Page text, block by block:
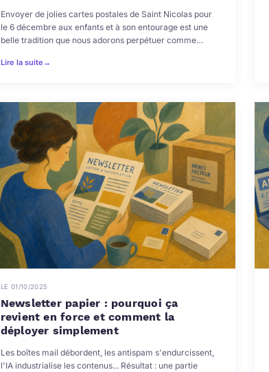
Envoyer de jolies cartes postales de Saint Nicolas pour
le 6 décembre aux enfants et à son entourage est une
belle tradition que nous adorons perpétuer comme…
Lire la suite →
LE 01/10/2025
Newsletter papier : pourquoi ça
revient en force et comment la
déployer simplement
Les boîtes mail débordent, les antispam s'endurcissent,
l'IA industrialise les contenus... Résultat : une partie